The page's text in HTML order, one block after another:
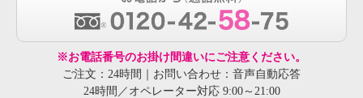
※お電話番号のお掛け間違いにご注意ください。
ご注文：24時間｜お問い合わせ：音声自動応答
24時間／オペレーター対応 9:00～21:00